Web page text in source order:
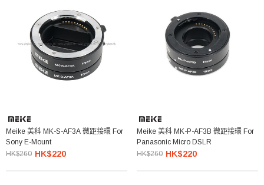
Meike 美科 MK-S-AF3A 微距接環 For
Sony E-Mount
HK$260 HK$220
Meike 美科 MK-P-AF3B 微距接環 For
Panasonic Micro DSLR
HK$260 HK$220